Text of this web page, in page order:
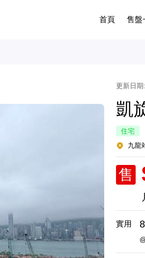
首頁 售盤
更新日
凱
住宅
九龍
售
實用